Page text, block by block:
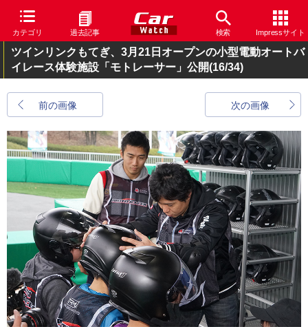
カテゴリ 過去記事 検索 Impressサイト
ツインリンクもてぎ、3月21日オープンの小型電動オートバ
イレース体験施設「モトレーサー」公開(16/34)
前の画像 次の画像